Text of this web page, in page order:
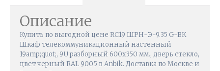
Описание
Купить по выгодной цене RC19 ШРН-Э-9.35 G-BK
Шкаф телекоммуникационный настенный
19amp;quot;, 9U разборный 600х350 мм., дверь стекло,
цвет черный RAL 9005 в Anbik. Доставка по Москве и